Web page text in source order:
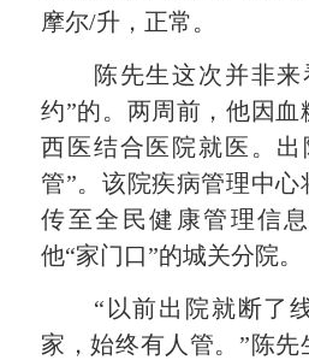
摩尔/升，正常。
陈先生这次并非来
约”的。两周前，他因血
西医结合医院就医。
管”。该院疾病管理中心
传至全民健康管理信
他“家门口”的城关分院。
“以前出院就断了线
家，始终有人管。”陈